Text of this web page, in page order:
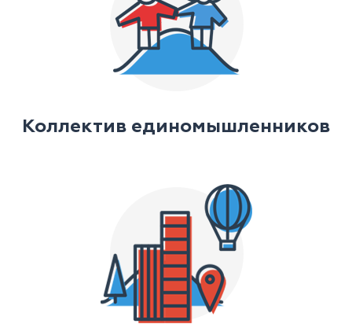
Коллектив единомышленников